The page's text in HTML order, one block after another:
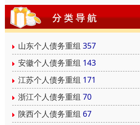
山东个人债务重组 357
安徽个人债务重组 143
江苏个人债务重组 171
浙江个人债务重组 70
陕西个人债务重组 67